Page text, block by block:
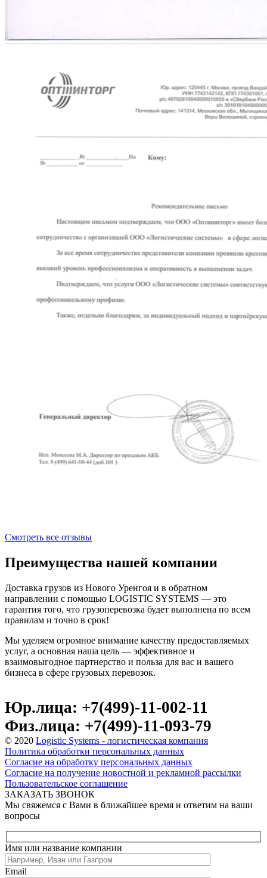
Смотреть все отзывы
Преимущества нашей компании
Доставка грузов из Нового Уренгоя и в обратном
направлении с помощью LOGISTIC SYSTEMS — это
гарантия того, что грузоперевозка будет выполнена по всем
правилам и точно в срок!
Мы уделяем огромное внимание качеству предоставляемых
услуг, а основная наша цель — эффективное и
взаимовыгодное партнерство и польза для вас и вашего
бизнеса в сфере грузовых перевозок.
Юр.лица: +7(499)-11-002-11
Физ.лица: +7(499)-11-093-79
© 2020 Logistic Systems - логистическая компания
Политика обработки персональных данных
Согласие на обработку персональных данных
Согласие на получение новостной и рекламной рассылки
Пользовательское соглашение
ЗАКАЗАТЬ ЗВОНОК
Мы свяжемся с Вами в ближайшее время и ответим на ваши
вопросы
Имя или название компании
Email